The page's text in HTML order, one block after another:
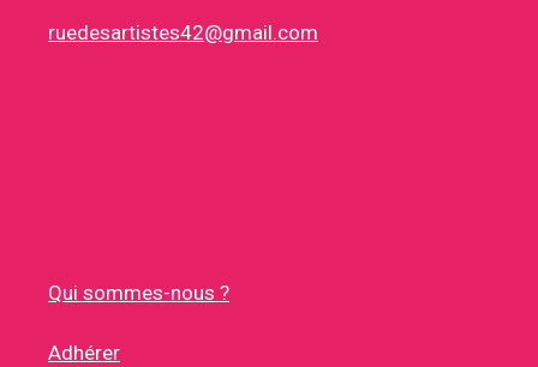
ruedesartistes42@gmail.com
Qui sommes-nous ?
Adhérer